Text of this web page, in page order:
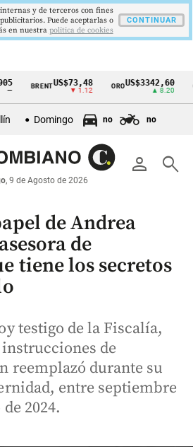
BRENT US$73,48
▼ 1.12
ORO US$3342,60
▲ 8.20
COLCAP
Domingo no no
person search
, 9 de Agosto de 2026
de Andrea
de
tiene los secretos
testigo de la Fiscalía,
de
reemplazó durante su
entre septiembre
2024.
y de terceros con fines
Puede aceptarlas o
en nuestra politica de cookies
CONTINUAR